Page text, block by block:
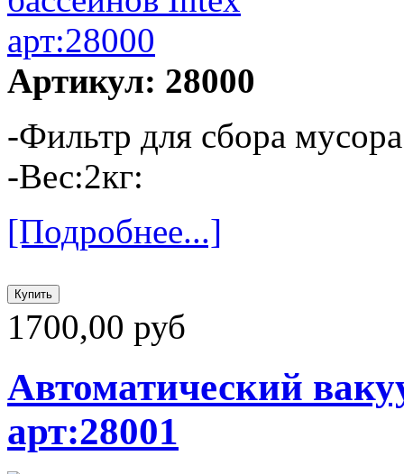
Артикул: 28000
-Фильтр для сбора
-Вес:2кг:
[Подробнее...]
1700,00 руб
Автоматический
арт:28001